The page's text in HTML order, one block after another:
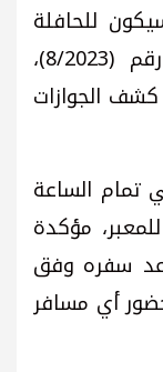
للحافلة
الخامسة من كشف المسافرين رقم (8/2023)،
كشف الجوازات
تمام الساعة
للمعبر، مؤكدة
سفره وفق
أي مسافر